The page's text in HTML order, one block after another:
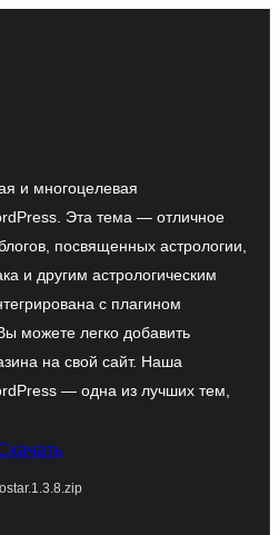
и многоцелевая
Эта тема — отличное
посвященных астрологии,
и другим астрологическим
с плагином
можете легко добавить
на свой сайт. Наша
— одна из лучших тем,